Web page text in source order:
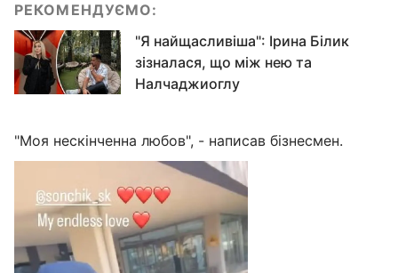
РЕКОМЕНДУЄМО:
"Я найщасливіша": Ірина Білик
зізналася, що між нею та
Налчаджиоглу
"Моя нескінченна любов", - написав бізнесмен.